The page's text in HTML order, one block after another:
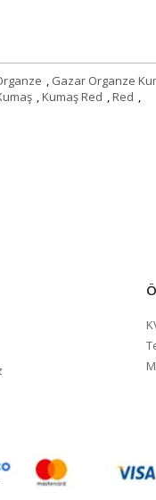
, Gazar Organze
,Kumaş Red ,Red ,